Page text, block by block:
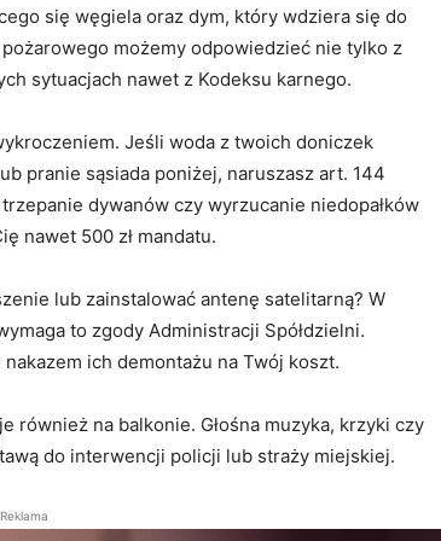
się węgiela oraz dym, który wdziera się do
możemy odpowiedzieć nie tylko z
sytuacjach nawet z Kodeksu karnego.
Jeśli woda z twoich doniczek
pranie sąsiada poniżej, naruszasz art. 144
dywanów czy wyrzucanie niedopałków
nawet 500 zł mandatu.
lub zainstalować antenę satelitarną? W
to zgody Administracji Spółdzielni.
ich demontażu na Twój koszt.
również na balkonie. Głośna muzyka, krzyki czy
do interwencji policji lub straży miejskiej.
Reklama